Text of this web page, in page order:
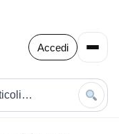
Accedi